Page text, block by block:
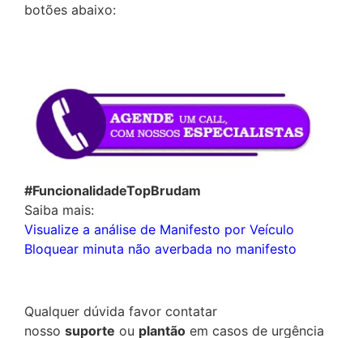
botões abaixo:
#FuncionalidadeTopBrudam
Saiba mais:
Visualize a análise de Manifesto por Veículo
Bloquear minuta não averbada no manifesto
Qualquer dúvida favor contatar
nosso suporte ou plantão em casos de urgência